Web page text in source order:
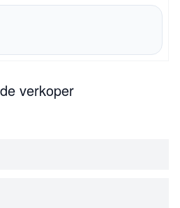
verkoper